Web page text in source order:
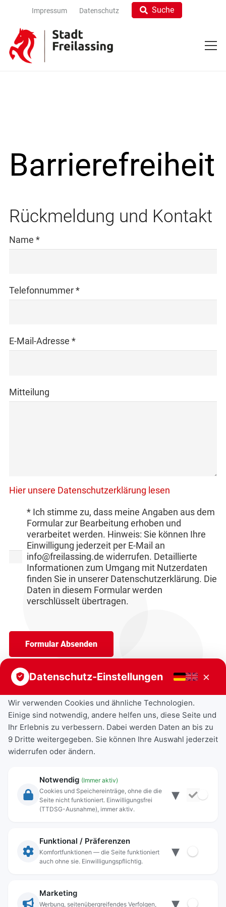
Impressum Datenschutz Suche
Barrierefreiheit
Rückmeldung und Kontakt
Name *
Telefonnummer *
E-Mail-Adresse *
Mitteilung
Hier unsere Datenschutzerklärung lesen
* Ich stimme zu, dass meine Angaben aus dem
Formular zur Bearbeitung erhoben und
verarbeitet werden. Hinweis: Sie können Ihre
Einwilligung jederzeit per E-Mail an
info@freilassing.de widerrufen. Detaillierte
Informationen zum Umgang mit Nutzerdaten
finden Sie in unserer Datenschutzerklärung. Die
Daten in diesem Formular werden
verschlüsselt übertragen.
Rechtliche Angaben
Datenschutz
Anschrift
83395 Freilassing
Kontakt
Datenschutz-Einstellungen ×
Wir verwenden Cookies und ähnliche Technologien.
Einige sind notwendig, andere helfen uns, diese Seite und
Ihr Erlebnis zu verbessern. Dabei werden Daten an bis zu
9 Dritte weitergegeben. Sie können Ihre Auswahl jederzeit
widerrufen oder ändern.
Notwendig (Immer aktiv)
Cookies und Speichereinträge, ohne die die
Seite nicht funktioniert. Einwilligungsfrei
(TTDSG-Ausnahme), immer aktiv.
▾
Funktional / Präferenzen
Komfortfunktionen — die Seite funktioniert
auch ohne sie. Einwilligungspflichtig.
▾
Marketing
Werbung, seitenübergreifendes Verfolgen, ▾